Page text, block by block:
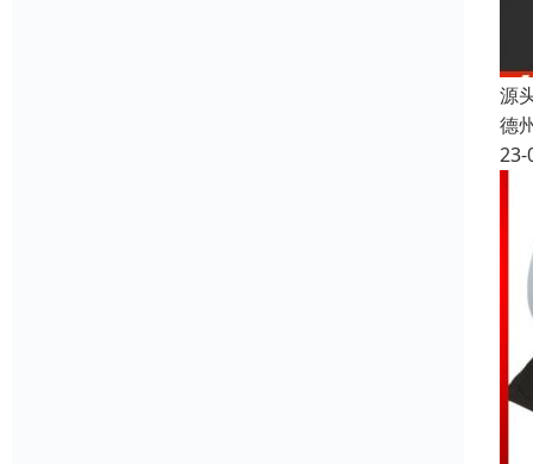
源
德
23-